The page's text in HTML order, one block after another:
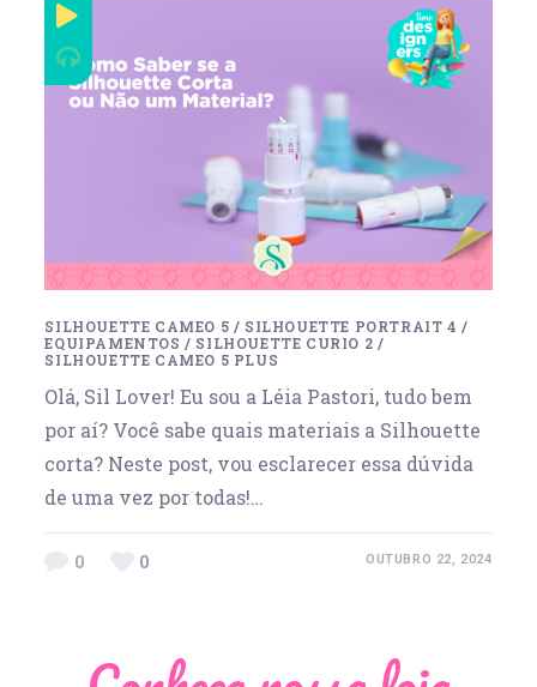
SILHOUETTE CAMEO 5 / SILHOUETTE PORTRAIT 4 /
EQUIPAMENTOS / SILHOUETTE CURIO 2 /
SILHOUETTE CAMEO 5 PLUS
Olá, Sil Lover! Eu sou a Léia Pastori, tudo bem
por aí? Você sabe quais materiais a Silhouette
corta? Neste post, vou esclarecer essa dúvida
de uma vez por todas!…
0 0 OUTUBRO 22, 2024